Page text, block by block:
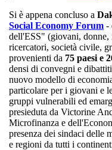
Si è appena concluso a
Social Economy Forum -
dell'ESS" (giovani, donne,
ricercatori, società civile,
provenienti da 75 paesi e
densi di convegni e
nuovo modello di
particolare per i giovani e
gruppi vulnerabili ed
presieduta da Victorine
Microfinanza e
presenza dei sindaci delle
e regioni da tutti i